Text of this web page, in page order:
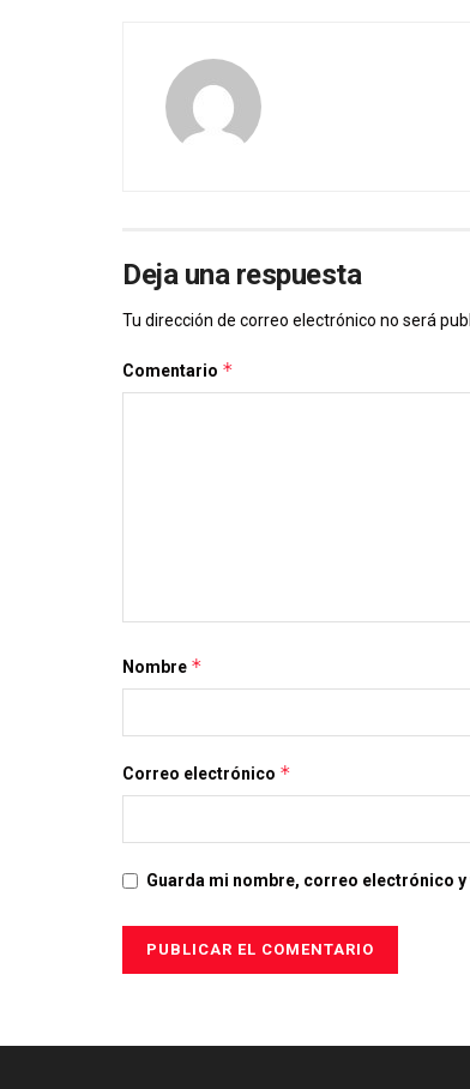
Deja una respuesta
Tu dirección de correo electrónico no será
Comentario *
Nombre *
Correo electrónico *
Guarda mi nombre, correo electrónico